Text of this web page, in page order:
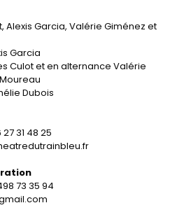
Alexis Garcia, Valérie Giménez et
Garcia
Culot et en alternance Valérie
Dubois
31 48 25
73 35 94